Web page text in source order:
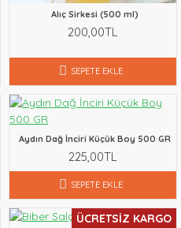
Alıç Sirkesi (500 ml)
200,00TL
SEPETE EKLE
Aydın Dağ İnciri Küçük Boy 500 GR
225,00TL
SEPETE EKLE
ÜCRETSIZ KARGO